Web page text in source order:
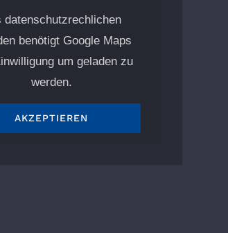
datenschutzrechlichen
benötigt Google Maps
um geladen zu
werden.
AKZEPTIEREN